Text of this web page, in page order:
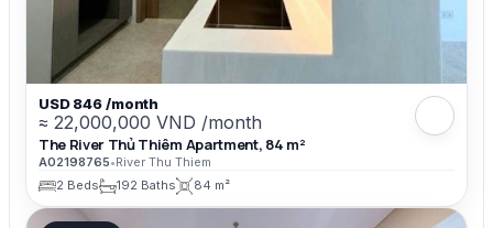
USD 846 /month
≈ 22,000,000 VND /month
The River Thủ Thiêm Apartment, 84 m²
A02198765•River Thu Thiem
2 Beds
192 Baths 84 m²